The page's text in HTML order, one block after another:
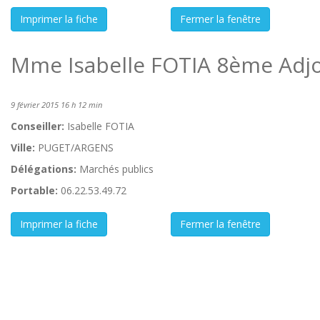
Mme Isabelle FOTIA 8ème
9 février 2015 16 h 12 min
Conseiller: Isabelle FOTIA
Ville: PUGET/ARGENS
Délégations: Marchés publics
Portable: 06.22.53.49.72